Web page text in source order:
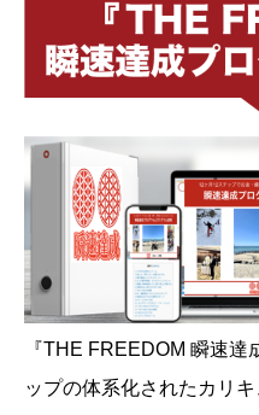
『THE FREEDOM 瞬速
ップの体系化されたカリ